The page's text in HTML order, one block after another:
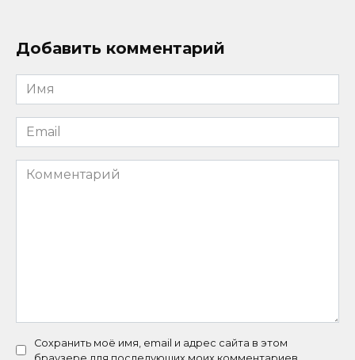
Добавить комментарий
Имя
*
Email
*
Комментарий
Сохранить моё имя, email и адрес сайта в этом